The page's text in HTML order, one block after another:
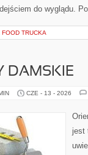
do wyglądu.
FOOD TRUCKA
DAMSKIE
CZE - 13 - 2026
jest